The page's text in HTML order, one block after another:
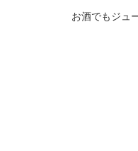
お酒でもジュ